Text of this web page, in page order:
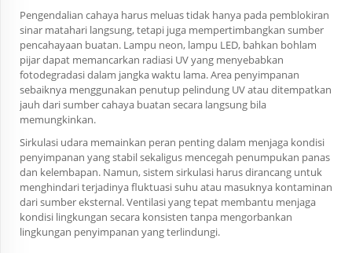
Pengendalian cahaya harus meluas tidak hanya pada pemblokiran
sinar matahari langsung, tetapi juga mempertimbangkan sumber
pencahayaan buatan. Lampu neon, lampu LED, bahkan bohlam
pijar dapat memancarkan radiasi UV yang menyebabkan
fotodegradasi dalam jangka waktu lama. Area penyimpanan
sebaiknya menggunakan penutup pelindung UV atau ditempatkan
jauh dari sumber cahaya buatan secara langsung bila
memungkinkan.
Sirkulasi udara memainkan peran penting dalam menjaga kondisi
penyimpanan yang stabil sekaligus mencegah penumpukan panas
dan kelembapan. Namun, sistem sirkulasi harus dirancang untuk
menghindari terjadinya fluktuasi suhu atau masuknya kontaminan
dari sumber eksternal. Ventilasi yang tepat membantu menjaga
kondisi lingkungan secara konsisten tanpa mengorbankan
lingkungan penyimpanan yang terlindungi.